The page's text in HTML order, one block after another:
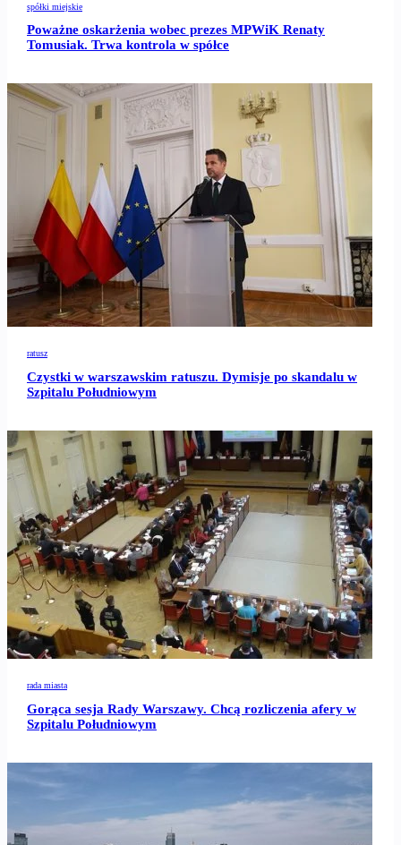
spółki miejskie
Poważne oskarżenia wobec prezes MPWiK Renaty
Tomusiak. Trwa kontrola w spółce
ratusz
Czystki w warszawskim ratuszu. Dymisje po skandalu w
Szpitalu Południowym
rada miasta
Gorąca sesja Rady Warszawy. Chcą rozliczenia afery w
Szpitalu Południowym